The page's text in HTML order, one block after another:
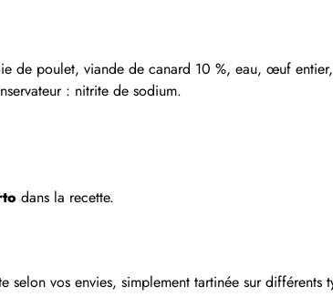
de poulet, viande de canard 10 %, eau, œuf
: nitrite de sodium.
dans la recette.
selon vos envies, simplement tartinée sur différents